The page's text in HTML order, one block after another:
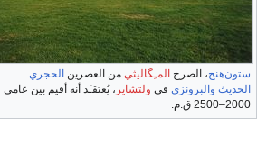
ستون‌هنج، الصرح المـِگاليثي من العصرين الحجري
الحديث والبرونزي في ولتشاير ، يُعتقـَد أنه أقيم بين عامي
2000–2500 ق.م.